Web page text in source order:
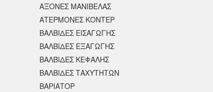
ΑΞΟΝΕΣ ΜΑΝΙΒΕΛΑΣ
ΑΤΕΡΜΟΝΕΣ ΚΟΝΤΕΡ
ΒΑΛΒΙΔΕΣ ΕΙΣΑΓΩΓΗΣ
ΒΑΛΒΙΔΕΣ ΕΞΑΓΩΓΗΣ
ΒΑΛΒΙΔΕΣ ΚΕΦΑΛΗΣ
ΒΑΛΒΙΔΕΣ ΤΑΧΥΤΗΤΩΝ
ΒΑΡΙΑΤΟΡ